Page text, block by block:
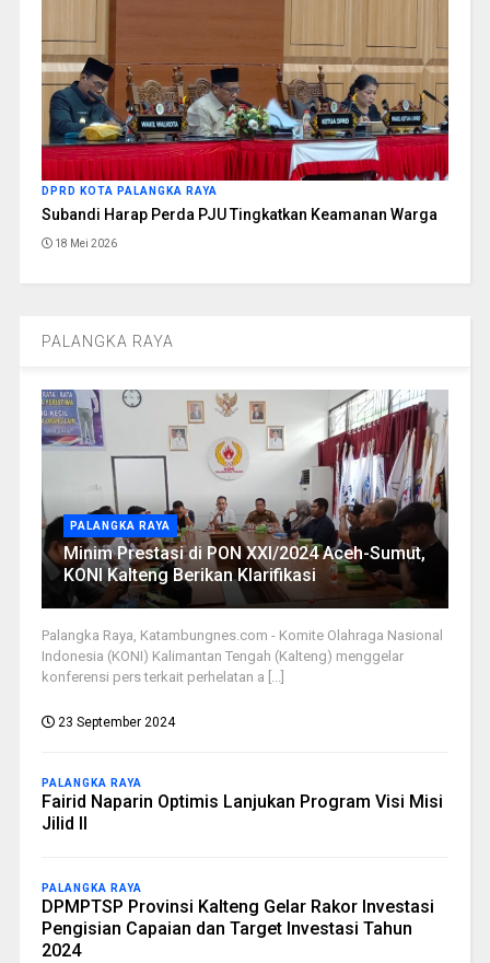
DPRD KOTA PALANGKA RAYA
Subandi Harap Perda PJU Tingkatkan Keamanan Warga
18 Mei 2026
PALANGKA RAYA
PALANGKA RAYA
Minim Prestasi di PON XXI/2024 Aceh-Sumut,
KONI Kalteng Berikan Klarifikasi
Palangka Raya, Katambungnes.com - Komite Olahraga Nasional
Indonesia (KONI) Kalimantan Tengah (Kalteng) menggelar
konferensi pers terkait perhelatan a [...]
23 September 2024
PALANGKA RAYA
Fairid Naparin Optimis Lanjukan Program Visi Misi
Jilid II
PALANGKA RAYA
DPMPTSP Provinsi Kalteng Gelar Rakor Investasi
Pengisian Capaian dan Target Investasi Tahun
2024